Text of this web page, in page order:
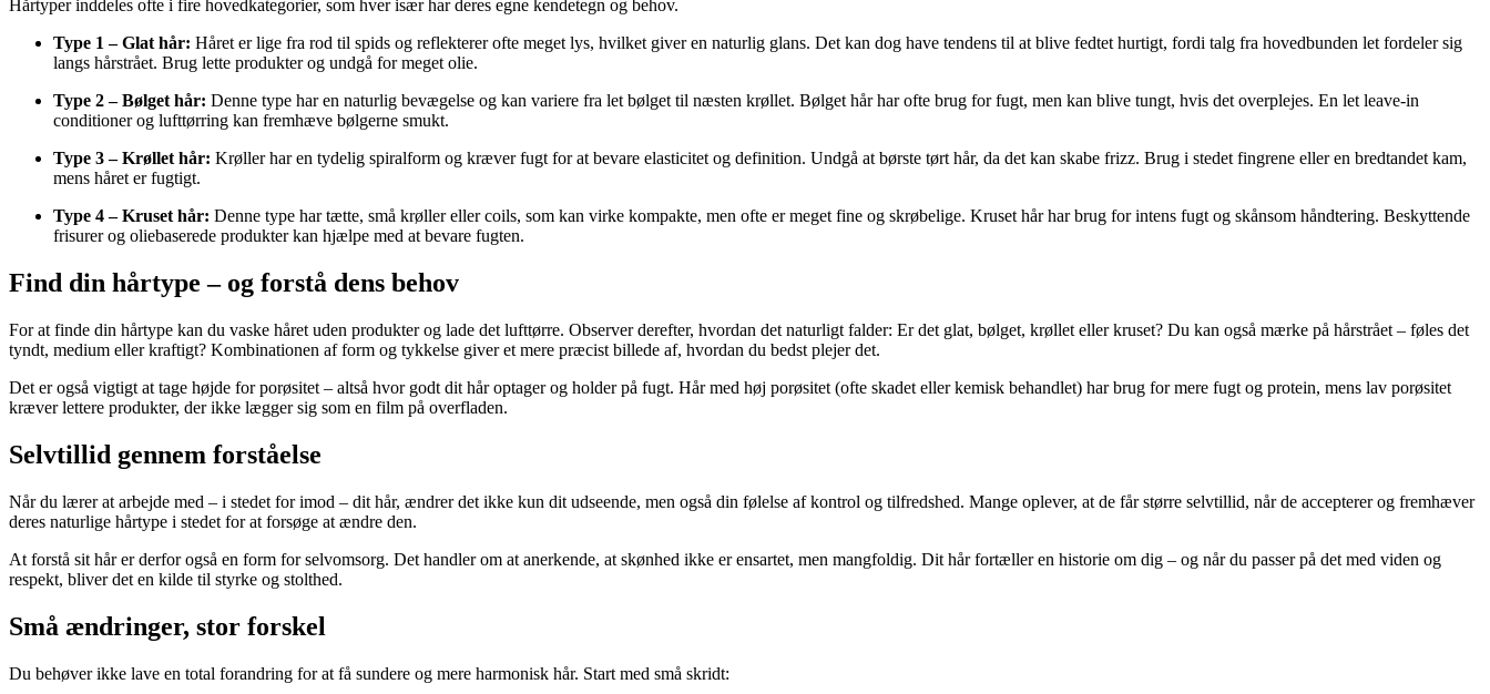
Hårtyper inddeles ofte i fire hovedkategorier, som hver især har deres egne kendetegn og behov.
Type 1 – Glat hår: Håret er lige fra rod til spids og reflekterer ofte meget lys, hvilket giver en naturlig glans. Det kan dog have tendens til at blive fedtet hurtigt, fordi talg fra hovedbunden let fordeler sig
langs hårstrået. Brug lette produkter og undgå for meget olie.
Type 2 – Bølget hår: Denne type har en naturlig bevægelse og kan variere fra let bølget til næsten krøllet. Bølget hår har ofte brug for fugt, men kan blive tungt, hvis det overplejes. En let leave-in
conditioner og lufttørring kan fremhæve bølgerne smukt.
Type 3 – Krøllet hår: Krøller har en tydelig spiralform og kræver fugt for at bevare elasticitet og definition. Undgå at børste tørt hår, da det kan skabe frizz. Brug i stedet fingrene eller en bredtandet kam,
mens håret er fugtigt.
Type 4 – Kruset hår: Denne type har tætte, små krøller eller coils, som kan virke kompakte, men ofte er meget fine og skrøbelige. Kruset hår har brug for intens fugt og skånsom håndtering. Beskyttende
frisurer og oliebaserede produkter kan hjælpe med at bevare fugten.
Find din hårtype – og forstå dens behov
For at finde din hårtype kan du vaske håret uden produkter og lade det lufttørre. Observer derefter, hvordan det naturligt falder: Er det glat, bølget, krøllet eller kruset? Du kan også mærke på hårstrået – føles det
tyndt, medium eller kraftigt? Kombinationen af form og tykkelse giver et mere præcist billede af, hvordan du bedst plejer det.
Det er også vigtigt at tage højde for porøsitet – altså hvor godt dit hår optager og holder på fugt. Hår med høj porøsitet (ofte skadet eller kemisk behandlet) har brug for mere fugt og protein, mens lav porøsitet
kræver lettere produkter, der ikke lægger sig som en film på overfladen.
Selvtillid gennem forståelse
Når du lærer at arbejde med – i stedet for imod – dit hår, ændrer det ikke kun dit udseende, men også din følelse af kontrol og tilfredshed. Mange oplever, at de får større selvtillid, når de accepterer og fremhæver
deres naturlige hårtype i stedet for at forsøge at ændre den.
At forstå sit hår er derfor også en form for selvomsorg. Det handler om at anerkende, at skønhed ikke er ensartet, men mangfoldig. Dit hår fortæller en historie om dig – og når du passer på det med viden og
respekt, bliver det en kilde til styrke og stolthed.
Små ændringer, stor forskel
Du behøver ikke lave en total forandring for at få sundere og mere harmonisk hår. Start med små skridt: